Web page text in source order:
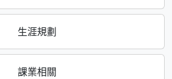
生涯規劃
課業相關